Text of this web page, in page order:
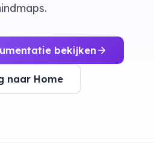
bekijken
naar Home